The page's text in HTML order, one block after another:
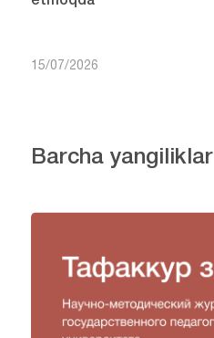
15/07/2026
Barcha yangiliklar